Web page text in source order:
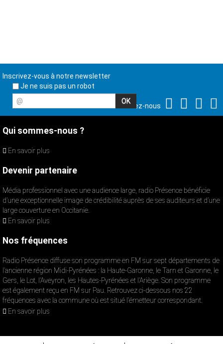
Inscrivez-vous à notre newsletter
Je ne suis pas un robot
@
Suivez-nous
Qui sommes-nous ?
En savoir plus
Devenir partenaire
Média professionnel avec une audience large, radio Présence bénéficie
d’une exceptionnelle image de crédibilité auprès de ses auditeurs et d’une
large couverture en Occitanie.
En savoir plus
Nos fréquences
Radio Présence diffuse son programme en FM sur sept départements de
l’ancienne région Midi-Pyrénées : la Haute-Garonne, le Tarn et Garonne, le
Gers, le Lot, l’Aveyron, les Hautes-Pyrénées et l’Ariège. Son programme
est également reçu en FM sur Pau. Retrouvez ci-dessous nos 22
fréquences avec la commune où est situé l’émetteur correspondant.
En savoir plus